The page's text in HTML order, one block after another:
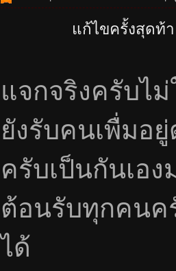
แก้ไขครั้งสุดท้
แจกจริงครับไ
ยังรับคนเพื่มอ
ครับเป็นกันเอ
ต้อนรับทุกคนค
ได้